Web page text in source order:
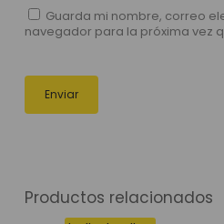
Guarda mi nombre, correo
navegador para la próxima vez
Productos relacionados